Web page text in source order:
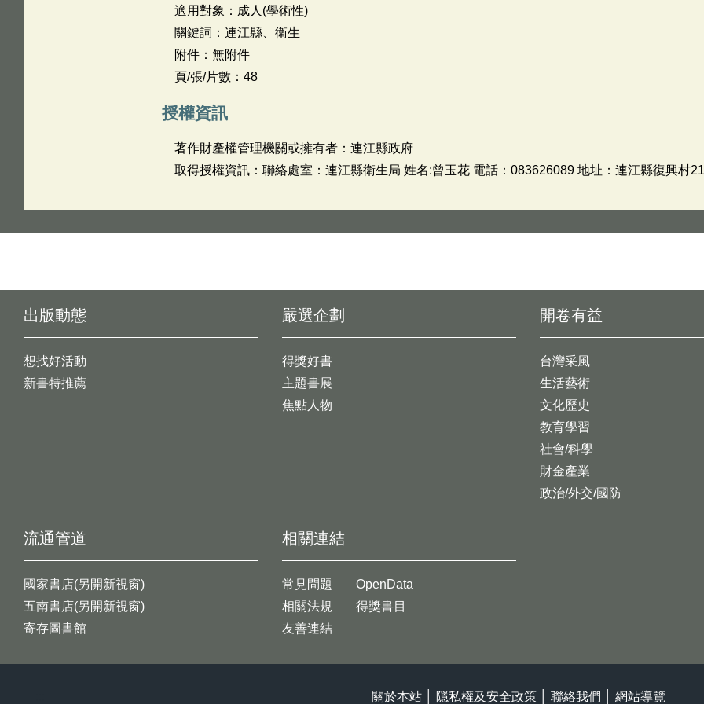
適用對象：成人(學術性)
關鍵詞：連江縣、衛生
附件：無附件
頁/張/片數：48
授權資訊
著作財產權管理機關或擁有者：連江縣政府
取得授權資訊：聯絡處室：連江縣衛生局 姓名:曾玉花 電話：083626089 地址：連江縣復興村
出版動態
想找好活動
新書特推薦
開卷有益
台灣采風
生活藝術
文化歷史
教育學習
社會/科學
財金產業
政治/外交/國防
嚴選企劃
得獎好書
主題書展
焦點人物
流通管道
國家書店(另開新視窗)
五南書店(另開新視窗)
寄存圖書館
相關連結
常見問題
相關法規
友善連結
OpenData
得獎書目
關於本站 隱私權及安全政策 聯絡我們 網站導覽